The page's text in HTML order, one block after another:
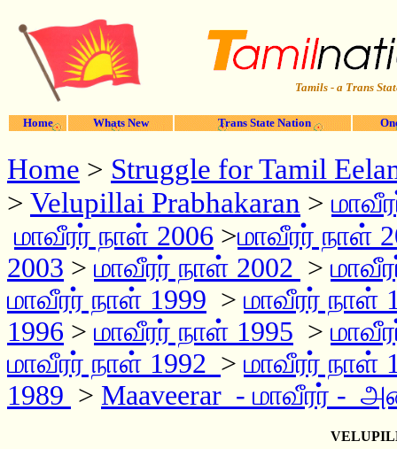
Tamils - a Trans
Home Whats New Trans State Nation
Home > Struggle for Tamil
> Velupillai Prabhakaran >
மாவீரர் நாள் 2006 >மாவீரர் நாள்
2003 > மாவீரர் நாள் 2002 >
மாவீரர் நாள் 1999 > மாவீரர் நாள்
1996 > மாவீரர் நாள் 1995 >
மாவீரர் நாள் 1992 > மாவீரர் நாள்
1989 > Maaveerar - மாவீரர் -